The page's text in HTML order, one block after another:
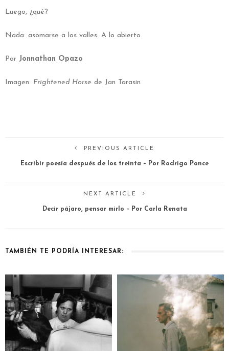
Luego, ¿qué?
Nada: asomarse a los valles. A lo abierto.
Por Jonnathan Opazo
Imagen: Frightened Horse de Jan Tarasin
PREVIOUS ARTICLE
Escribir poesía después de los treinta – Por Rodrigo Ponce
NEXT ARTICLE
Decir pájaro, pensar mirlo – Por Carla Renata
TAMBIÉN TE PODRÍA INTERESAR: